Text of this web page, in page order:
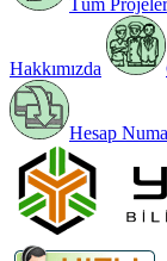
Tüm
Hakkımızda
Hesap